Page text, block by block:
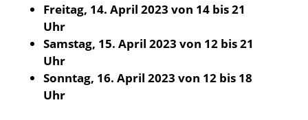
Holger Modler
Beruflich beschäftige ich mich mit User Experience und
HMI-Design, entwickele Tools für das Projektcontrolling
Freitag, 14. April 2023 von 14 bis 21
Uhr
Samstag, 15. April 2023 von 12 bis 21
Uhr
Sonntag, 16. April 2023 von 12 bis 18
Uhr